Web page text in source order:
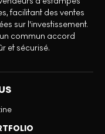
facilitant des ventes
sur l'investissement.
commun accord
et sécurisé.